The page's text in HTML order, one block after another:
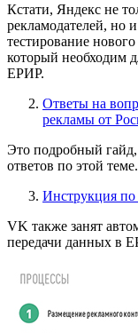
Кстати, Яндекс не
рекламодателей, но
тестирование
который необходим
ЕРИР.
Ответы на
рекламы от
Это подробный
ответов по этой
Инструкция
VK также занят
передачи данных в